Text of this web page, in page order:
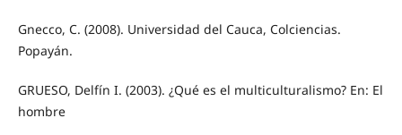
Gnecco, C. (2008). Universidad del Cauca, Colciencias.
Popayán.
GRUESO, Delfín I. (2003). ¿Qué es el multiculturalismo? En: El
hombre